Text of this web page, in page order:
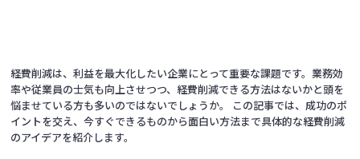
経費削減は、利益を最大化したい企業にとって重要な課題です。業務効
率や従業員の士気も向上させつつ、経費削減できる方法はないかと頭を
悩ませている方も多いのではないでしょうか。 この記事では、成功のポ
イントを交え、今すぐできるものから面白い方法まで具体的な経費削減
のアイデアを紹介します。